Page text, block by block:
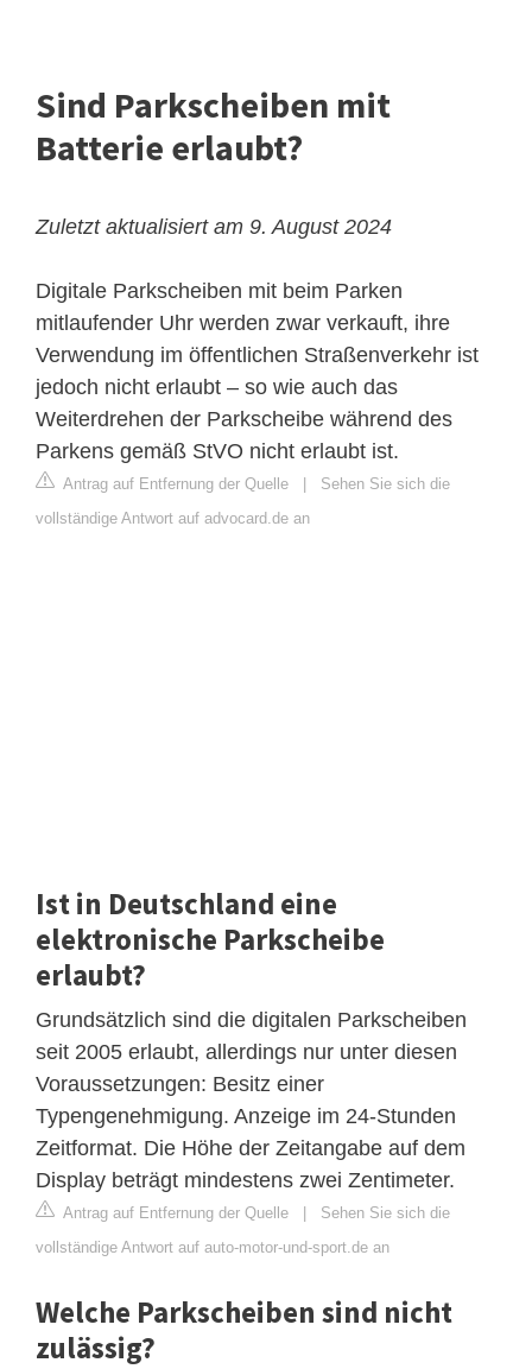
Sind Parkscheiben mit
Batterie erlaubt?
Zuletzt aktualisiert am 9. August 2024
Digitale Parkscheiben mit beim Parken
mitlaufender Uhr werden zwar verkauft, ihre
Verwendung im öffentlichen Straßenverkehr ist
jedoch nicht erlaubt – so wie auch das
Weiterdrehen der Parkscheibe während des
Parkens gemäß StVO nicht erlaubt ist.
Antrag auf Entfernung der Quelle
Sehen Sie sich die
vollständige Antwort auf advocard.de an
Ist in Deutschland eine
elektronische Parkscheibe
erlaubt?
Grundsätzlich sind die digitalen Parkscheiben
seit 2005 erlaubt, allerdings nur unter diesen
Voraussetzungen: Besitz einer
Typengenehmigung. Anzeige im 24-Stunden
Zeitformat. Die Höhe der Zeitangabe auf dem
Display beträgt mindestens zwei Zentimeter.
Antrag auf Entfernung der Quelle
Sehen Sie sich die
vollständige Antwort auf auto-motor-und-sport.de an
Welche Parkscheiben sind nicht
zulässig?